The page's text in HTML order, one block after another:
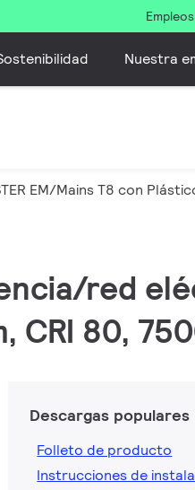
Empleos
Nuestra
EM/Mains T8 con
red
CRI 80,
Descargas populares
Folleto de producto
Instrucciones de